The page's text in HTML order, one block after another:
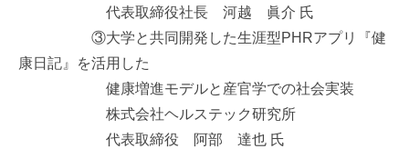
代表取締役社長 河越 眞介 氏
③大学と共同開発した生涯型PHRアプリ『健
康日記』を活用した
健康増進モデルと 産官学での社会実装
株式会社ヘルステック研究所
代表取締役 阿部 達也 氏